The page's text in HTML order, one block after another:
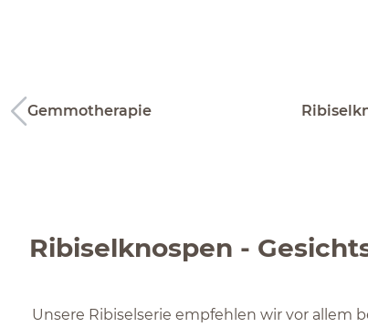
Gemmotherapie
Ribiselknospen -
Unsere Ribiselserie empfehlen wir vor allem